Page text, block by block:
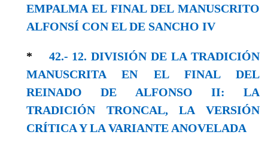
EMPALMA EL FINAL DEL MANUSCRITO
ALFONSÍ CON EL DE SANCHO IV
* 42.- 12. DIVISIÓN DE LA TRADICIÓN
MANUSCRITA EN EL FINAL DEL
REINADO DE ALFONSO II: LA
TRADICIÓN TRONCAL, LA VERSIÓN
CRÍTICA Y LA VARIANTE ANOVELADA